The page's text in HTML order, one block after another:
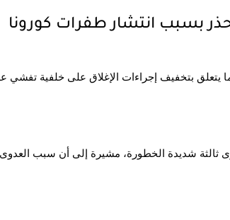
بسبب انتشار طفرات كورونا